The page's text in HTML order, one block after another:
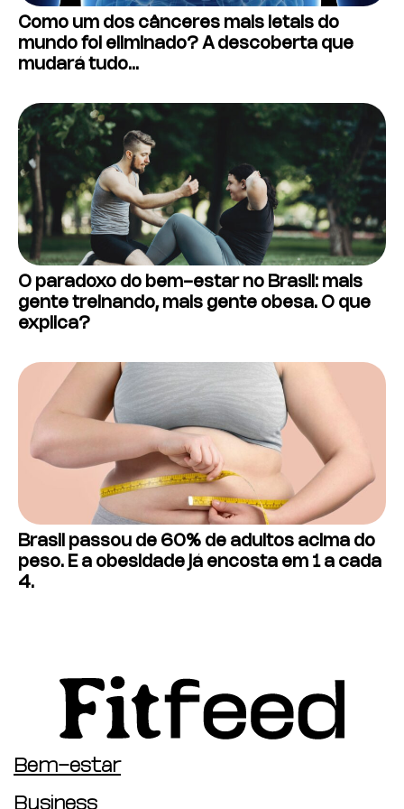
Como um dos cânceres mais letais do
mundo foi eliminado? A descoberta que
mudará tudo…
O paradoxo do bem-estar no Brasil: mais
gente treinando, mais gente obesa. O que
explica?
Brasil passou de 60% de adultos acima do
peso. E a obesidade já encosta em 1 a cada
4.
Bem-estar
Business